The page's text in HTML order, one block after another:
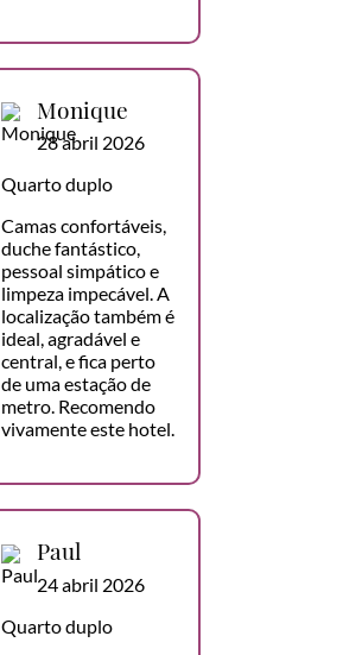
Monique
28 abril 2026
Quarto duplo
Camas confortáveis,
duche fantástico,
pessoal simpático e
limpeza impecável. A
localização também é
ideal, agradável e
central, e fica perto
de uma estação de
metro. Recomendo
vivamente este hotel.
Paul
24 abril 2026
Quarto duplo